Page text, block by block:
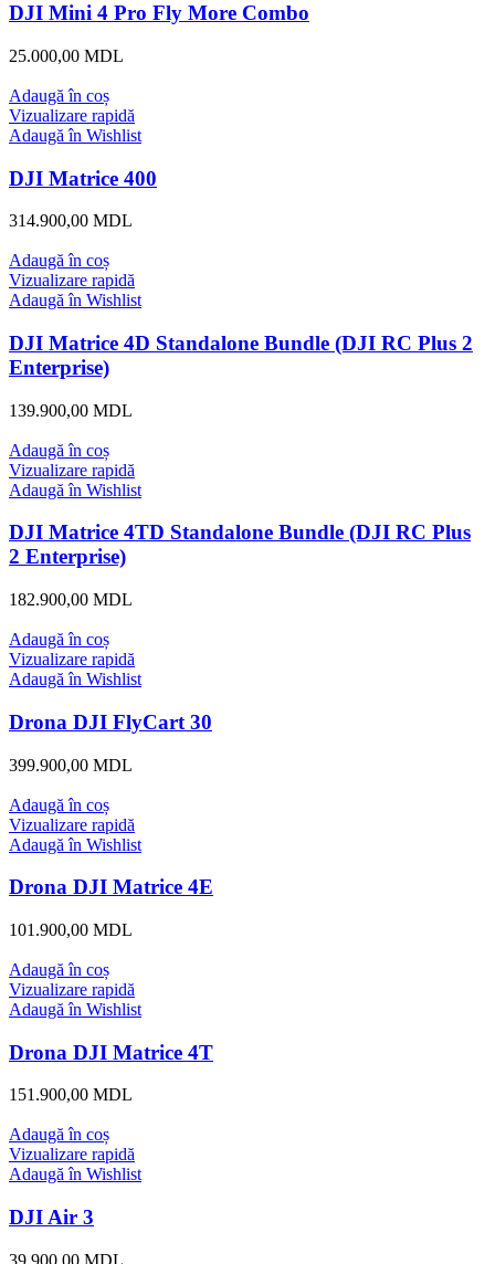
DJI Mini 4 Pro Fly More Combo
25.000,00 MDL
Adaugă în coș
Vizualizare rapidă
Adaugă în Wishlist
DJI Matrice 400
314.900,00 MDL
Adaugă în coș
Vizualizare rapidă
Adaugă în Wishlist
DJI Matrice 4D Standalone Bundle (DJI RC Plus 2
Enterprise)
139.900,00 MDL
Adaugă în coș
Vizualizare rapidă
Adaugă în Wishlist
DJI Matrice 4TD Standalone Bundle (DJI RC Plus
2 Enterprise)
182.900,00 MDL
Adaugă în coș
Vizualizare rapidă
Adaugă în Wishlist
Drona DJI FlyCart 30
399.900,00 MDL
Adaugă în coș
Vizualizare rapidă
Adaugă în Wishlist
Drona DJI Matrice 4E
101.900,00 MDL
Adaugă în coș
Vizualizare rapidă
Adaugă în Wishlist
Drona DJI Matrice 4T
151.900,00 MDL
Adaugă în coș
Vizualizare rapidă
Adaugă în Wishlist
DJI Air 3
39.900,00 MDL